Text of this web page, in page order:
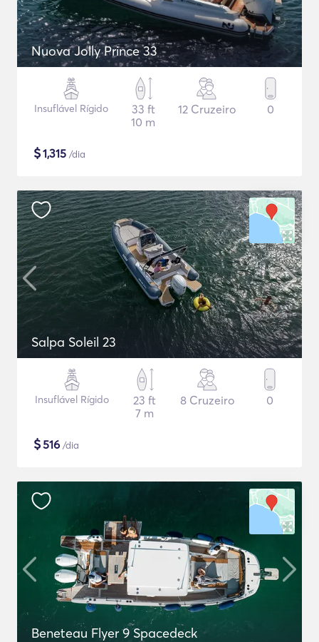
Nuova Jolly Prince 33
Insuflável Rígido
33 ft
10 m
12 Cruzeiro 0
$1,315 /dia
Salpa Soleil 23
Insuflável Rígido
23 ft
7 m
8 Cruzeiro 0
$516 /dia
Beneteau Flyer 9 Spacedeck